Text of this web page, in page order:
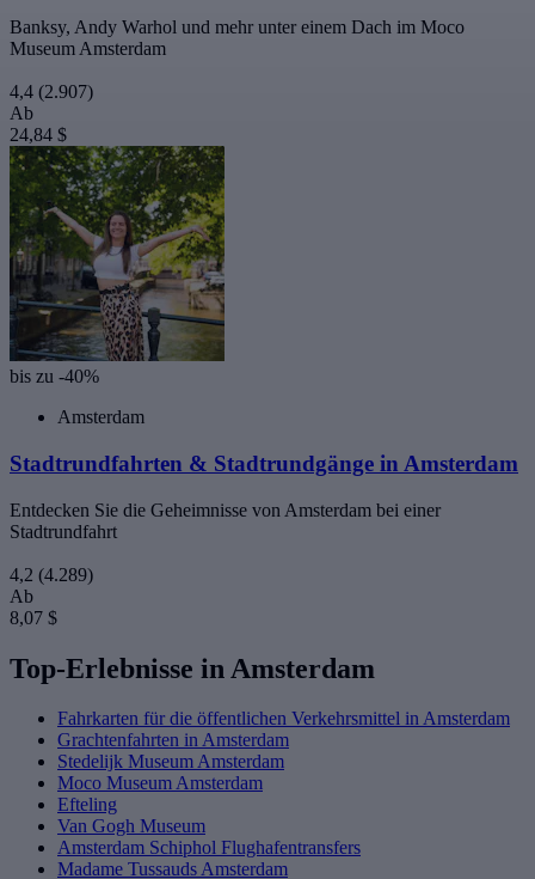
Banksy, Andy Warhol und mehr unter einem Dach im Moco
Museum Amsterdam
4,4 (2.907)
Ab
24,84 $
bis zu -40%
Amsterdam
Stadtrundfahrten & Stadtrundgänge in Amsterdam
Entdecken Sie die Geheimnisse von Amsterdam bei einer
Stadtrundfahrt
4,2 (4.289)
Ab
8,07 $
Top-Erlebnisse in Amsterdam
Fahrkarten für die öffentlichen Verkehrsmittel in Amsterdam
Grachtenfahrten in Amsterdam
Stedelijk Museum Amsterdam
Moco Museum Amsterdam
Efteling
Van Gogh Museum
Amsterdam Schiphol Flughafentransfers
Madame Tussauds Amsterdam